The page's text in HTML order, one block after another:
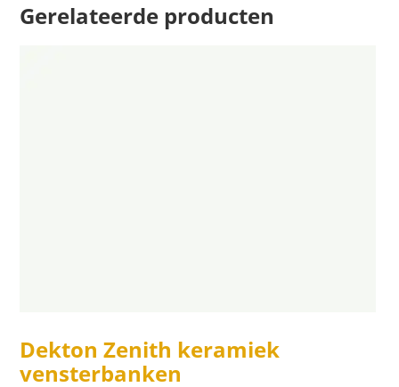
Gerelateerde producten
Dekton Zenith keramiek
vensterbanken